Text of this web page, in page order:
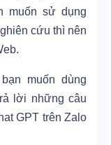
muốn sử dụng
cứu thì nên
muốn dùng
lời những câu
GPT trên Zalo